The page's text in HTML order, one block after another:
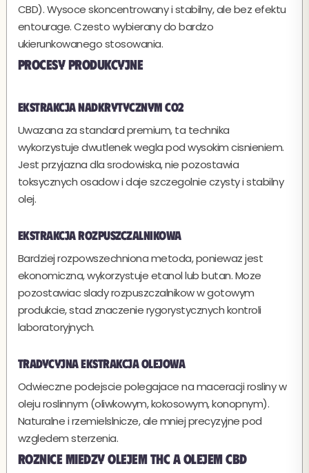
CBD). Wysoce skoncentrowany i stabilny, ale bez efektu
entourage. Czesto wybierany do bardzo
ukierunkowanego stosowania.
Procesy produkcyjne
Ekstrakcja nadkrytycznym CO2
Uwazana za standard premium, ta technika
wykorzystuje dwutlenek wegla pod wysokim cisnieniem.
Jest przyjazna dla srodowiska, nie pozostawia
toksycznych osadow i daje szczegolnie czysty i stabilny
olej.
Ekstrakcja rozpuszczalnikowa
Bardziej rozpowszechniona metoda, poniewaz jest
ekonomiczna, wykorzystuje etanol lub butan. Moze
pozostawiac slady rozpuszczalnikow w gotowym
produkcie, stad znaczenie rygorystycznych kontroli
laboratoryjnych.
Tradycyjna ekstrakcja olejowa
Odwieczne podejscie polegajace na maceracji rosliny w
oleju roslinnym (oliwkowym, kokosowym, konopnym).
Naturalne i rzemielslnicze, ale mniej precyzyjne pod
wzgledem sterzenia.
Roznice miedzy olejem THC a olejem CBD